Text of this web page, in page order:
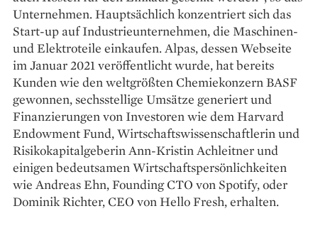
Unternehmen. Hauptsächlich konzentriert sich das
Start-up auf Industrieunternehmen, die Maschinen-
und Elektroteile einkaufen. Alpas, dessen Webseite
im Januar 2021 veröffentlicht wurde, hat bereits
Kunden wie den weltgrößten Chemiekonzern BASF
gewonnen, sechsstellige Umsätze generiert und
Finanzierungen von Investoren wie dem Harvard
Endowment Fund, Wirtschaftswissenschaftlerin und
Risiko­kapitalgeberin Ann-Kristin Ach­leitner und
einigen bedeutsamen Wirtschafts­persönlichkeiten
wie Andreas Ehn, Founding CTO von Spotify, oder
Dominik Richter, CEO von Hello Fresh, erhalten.